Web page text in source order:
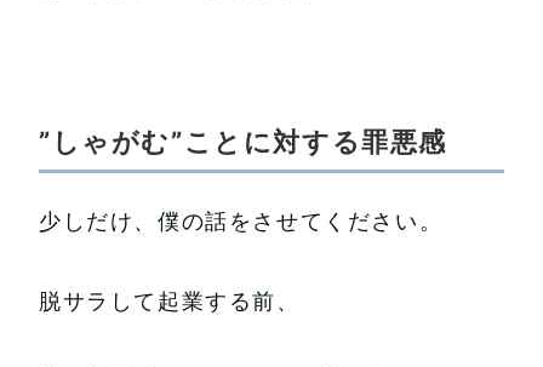
”しゃがむ”ことに対する罪悪感
少しだけ、僕の話をさせてください。
脱サラして起業する前、